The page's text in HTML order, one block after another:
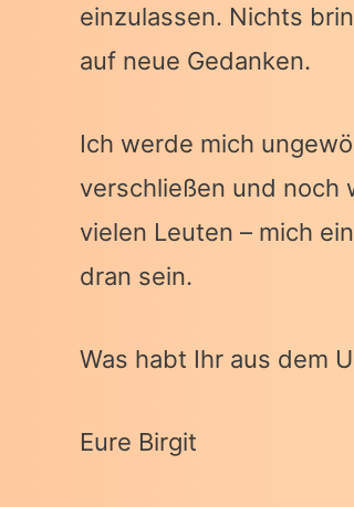
einzulassen. Nichts
auf neue Gedanken.
Ich werde mich
verschließen und noch
vielen Leuten – mich
dran sein.
Was habt Ihr aus dem
Eure Birgit